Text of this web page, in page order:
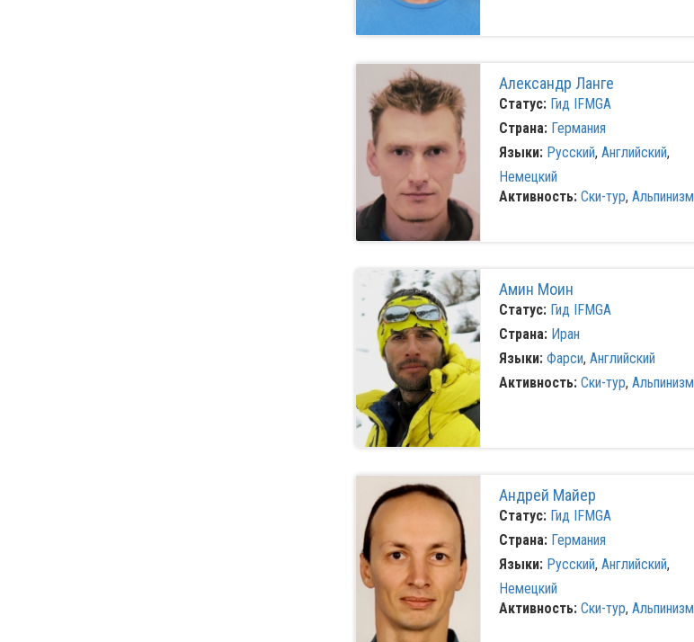
Александр Ланге
Статус: Гид IFMGA
Страна: Германия
Языки: Русский, Английский,
Немецкий
Активность: Ски-тур, Альпинизм
Амин Моин
Статус: Гид IFMGA
Страна: Иран
Языки: Фарси, Английский
Активность: Ски-тур, Альпинизм
Андрей Майер
Статус: Гид IFMGA
Страна: Германия
Языки: Русский, Английский,
Немецкий
Активность: Ски-тур, Альпинизм